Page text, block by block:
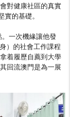
對健康社區的真實
實的基礎。
一次機緣讓他發
）的社會工作課程
着履歷自薦到大學
回流澳門是為一展